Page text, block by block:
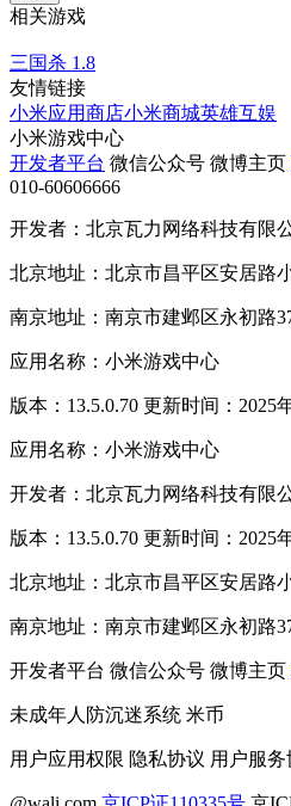
相关游戏
三国杀 1.8
友情链接
小米应用商店小米商城英雄互娱
小米游戏中心
开发者平台 微信公众号 微博主页
010-60606666
开发者：北京瓦力网络科技有限
北京地址：北京市昌平区安居路
南京地址：南京市建邺区永初路
应用名称：小米游戏中心
版本：13.5.0.70 更新时间：2025
应用名称：小米游戏中心
开发者：北京瓦力网络科技有限
版本：13.5.0.70 更新时间：2025
北京地址：北京市昌平区安居路
南京地址：南京市建邺区永初路
开发者平台 微信公众号 微博主页
未成年人防沉迷系统 米币
用户应用权限 隐私协议 用户服务